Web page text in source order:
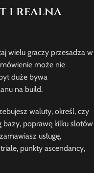
i realna
wielu graczy przesadza w
może nie
duże bywa
na build.
waluty, określ, czy
bazy, poprawę kilku slotów
usługę,
punkty ascendancy,